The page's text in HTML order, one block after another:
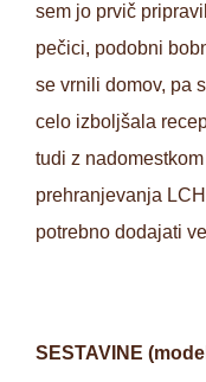
sem jo prvič
pečici, podobni
se vrnili domov, pa
celo izboljšala
tudi z
prehranjevanja
potrebno dodajati
SESTAVINE